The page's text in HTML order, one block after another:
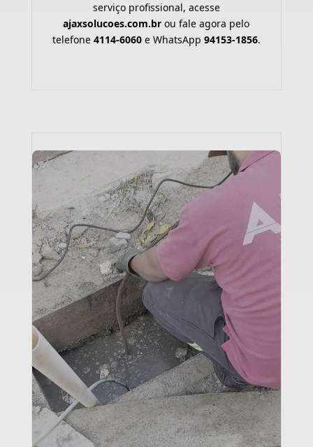
serviço profissional, acesse
ajaxsolucoes.com.br ou fale agora pelo
telefone 4114-6060e WhatsApp 94153-1856.